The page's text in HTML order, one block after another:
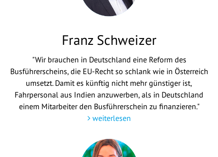
Franz Schweizer
"Wir brauchen in Deutschland eine Reform des
Busführerscheins, die EU-Recht so schlank wie in Österreich
umsetzt. Damit es künftig nicht mehr günstiger ist,
Fahrpersonal aus Indien anzuwerben, als in Deutschland
einem Mitarbeiter den Busführerschein zu finanzieren."
weiterlesen